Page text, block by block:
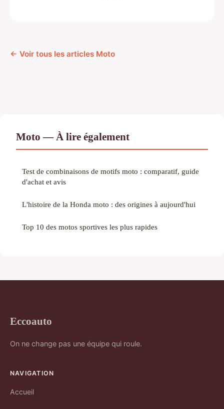
← Voir tous les articles Moto
Moto — À lire également
Test de combinaisons de motifs moto : comparatif, guide
d'achat et avis
L'histoire de la Honda moto : des origines à aujourd'hui
Top 10 des motos sportives les plus rapides
Eccoauto
On ne change pas une équipe qui roule.
NAVIGATION
Accueil